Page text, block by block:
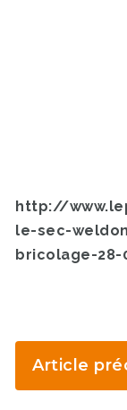
http://
le-sec-
bricolage-28-
Article